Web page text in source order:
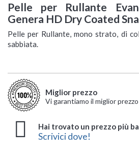
Pelle per Rullante
Genera HD Dry Coated
Pelle per Rullante, mono strato, di
sabbiata.
Miglior prezzo
Vi garantiamo il miglior
Hai trovato un prezzo più
Scrivici dove!